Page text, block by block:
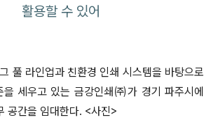
활용할 수 있어
풀 라인업과 친환경 인쇄 시스템을 바탕으로
을 세우고 있는 금강인쇄㈜가 경기 파주시에
공간을 임대한다. <사진>